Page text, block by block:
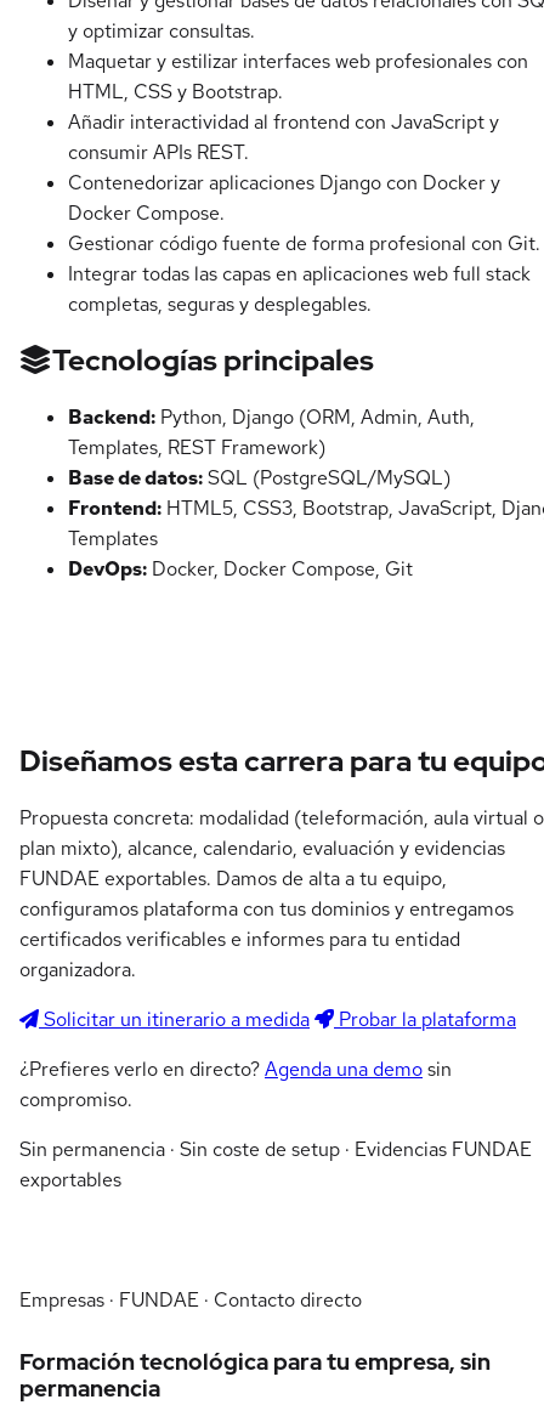
y optimizar consultas.
Maquetar y estilizar interfaces web profesionales con
HTML, CSS y Bootstrap.
Añadir interactividad al frontend con JavaScript y
consumir APIs REST.
Contenedorizar aplicaciones Django con Docker y
Docker Compose.
Gestionar código fuente de forma profesional con Git.
Integrar todas las capas en aplicaciones web full stack
completas, seguras y desplegables.
Tecnologías principales
Backend: Python, Django (ORM, Admin, Auth,
Templates, REST Framework)
Base de datos:SQL (PostgreSQL/MySQL)
Frontend: HTML5, CSS3, Bootstrap, JavaScript,
Templates
DevOps: Docker, Docker Compose, Git
Diseñamos esta carrera para tu
Propuesta concreta: modalidad (teleformación, aula virtual o
plan mixto), alcance, calendario, evaluación y evidencias
FUNDAE exportables. Damos de alta a tu equipo,
configuramos plataforma con tus dominios y entregamos
certificados verificables e informes para tu entidad
organizadora.
Solicitar un itinerario a medida
Probar la plataforma
¿Prefieres verlo en directo?Agenda una demosin
compromiso.
Sin permanencia · Sin coste de setup · Evidencias FUNDAE
exportables
Empresas · FUNDAE · Contacto directo
Formación tecnológica para tu empresa, sin
permanencia